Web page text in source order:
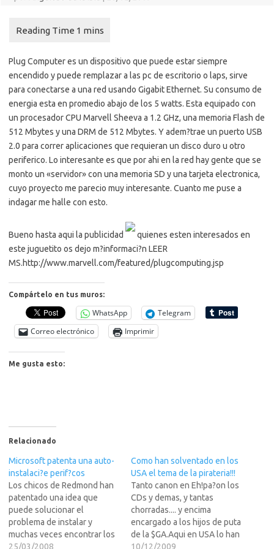
Plug Computer es un dispositivo que puede estar siempre
encendido y puede remplazar a las pc de escritorio o laps, sirve
para conectarse a una red usando Gigabit Ethernet. Su consumo de
energia esta en promedio abajo de los 5 watts. Esta equipado con
un procesador CPU Marvell Sheeva a 1.2 GHz, una memoria Flash de
512 Mbytes y una DRM de 512 Mbytes. Y adem?trae un puerto USB
2.0 para correr aplicaciones que requieran un disco duro u otro
periferico. Lo interesante es que por ahi en la red hay gente que se
monto un «servidor» con una memoria SD y una tarjeta electronica,
cuyo proyecto me parecio muy interesante. Cuanto me puse a
indagar me halle con esto.
Bueno hasta aqui la publicidad
quienes esten interesados en
este juguetito os dejo m?informaci?n LEER
MS.http://www.marvell.com/featured/plugcomputing.jsp
Compártelo en tus muros:
WhatsApp
Telegram
Correo electrónico
Imprimir
Me gusta esto:
Relacionado
Microsoft patenta una auto-
instalaci?e perif?cos
Los chicos de Redmond han
patentado una idea que
puede solucionar el
problema de instalar y
muchas veces encontrar los
controladores adecuados
25/03/2008
Como han solventado en los
USA el tema de la pirateria!!!
Tanto canon en Eh!pa?on los
CDs y demas, y tantas
chorradas.... y encima
encargado a los hijos de puta
de la $GA.Aqui en USA lo han
solventado de una manera
10/12/2009